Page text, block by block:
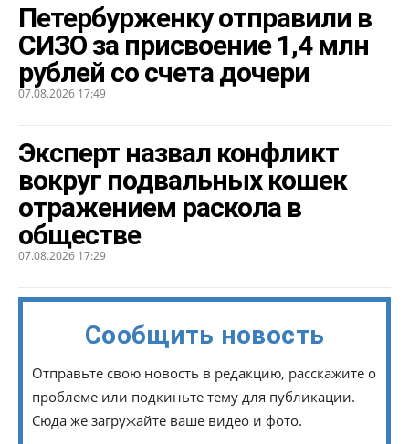
Петербурженку отправили в
СИЗО за присвоение 1,4 млн
рублей со счета дочери
07.08.2026 17:49
Эксперт назвал конфликт
вокруг подвальных кошек
отражением раскола в
обществе
07.08.2026 17:29
Сообщить новость
Отправьте свою новость в редакцию, расскажите о
проблеме или подкиньте тему для публикации.
Сюда же загружайте ваше видео и фото.